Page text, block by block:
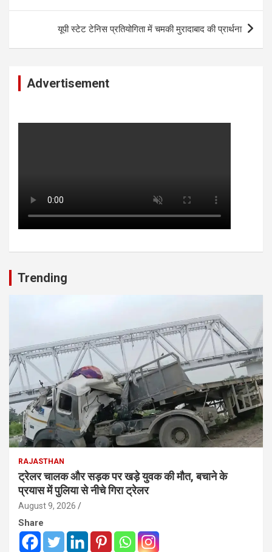
यूपी स्टेट टेनिस प्रतियोगिता में चमकी मुरादाबाद की प्रार्थना
Advertisement
Trending
RAJASTHAN
ट्रेलर चालक और सड़क पर खड़े युवक की मौत, बचाने के
प्रयास में पुलिया से नीचे गिरा ट्रेलर
August 9, 2026
Share